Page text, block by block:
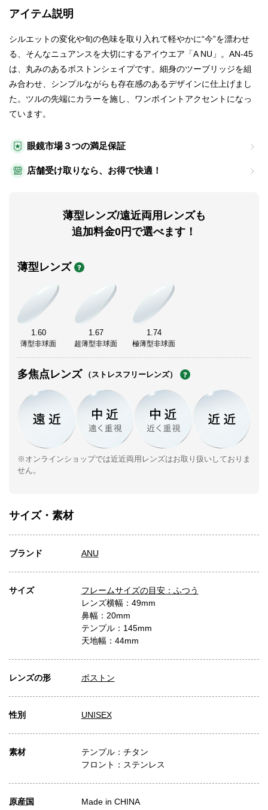
眼鏡市場３つの満足保証
店舗受け取りなら、お得で快適！
薄型レンズ/遠近両用レンズも
追加料金0円で選べます！
薄型レンズ
1.60
薄型非球面
1.67
超薄型非球面
1.74
極薄型非球面
多焦点レンズ （ストレスフリーレンズ）
※オンラインショップでは近近両用レンズはお取り扱いしておりま
せん。
アイテム説明
シルエットの変化や旬の色味を取り入れて軽やかに“今”を漂わせ
る、そんなニュアンスを大切にするアイウエア「A NU」。AN-45
は、丸みのあるボストンシェイプです。細身のツーブリッジを組
み合わせ、シンプルながらも存在感のあるデザインに仕上げまし
た。ツルの先端にカラーを施し、ワンポイントアクセントになっ
ています。
サイズ・素材
ブランド ANU
サイズ
フレームサイズの目安：ふつう
レンズ横幅：49mm
鼻幅：20mm
テンプル：145mm
天地幅：44mm
レンズの形 ボストン
性別 UNISEX
素材
テンプル：チタン
フロント：ステンレス
原産国 Made in CHINA